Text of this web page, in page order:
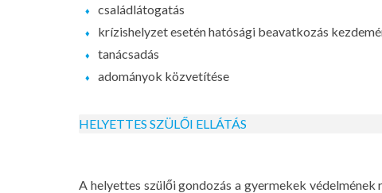
családlátogatás
krízishelyzet esetén hatósági beavatkozás
tanácsadás
adományok közvetítése
HELYETTES SZÜLŐI ELLÁTÁS
A helyettes szülői gondozás a gyermekek